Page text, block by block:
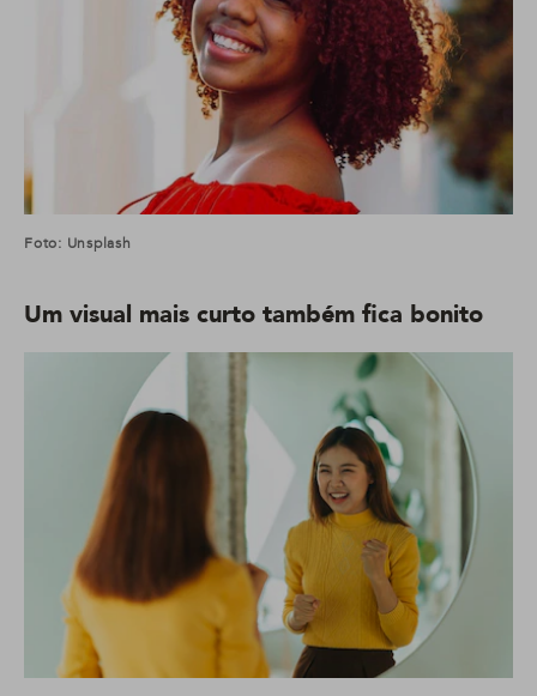
Foto: Unsplash
Um visual mais curto também fica bonito